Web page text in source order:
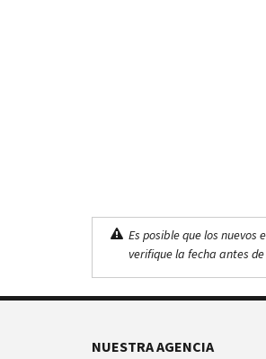
Es posible que los nuevos
verifique la fecha antes
NUESTRA AGENCIA